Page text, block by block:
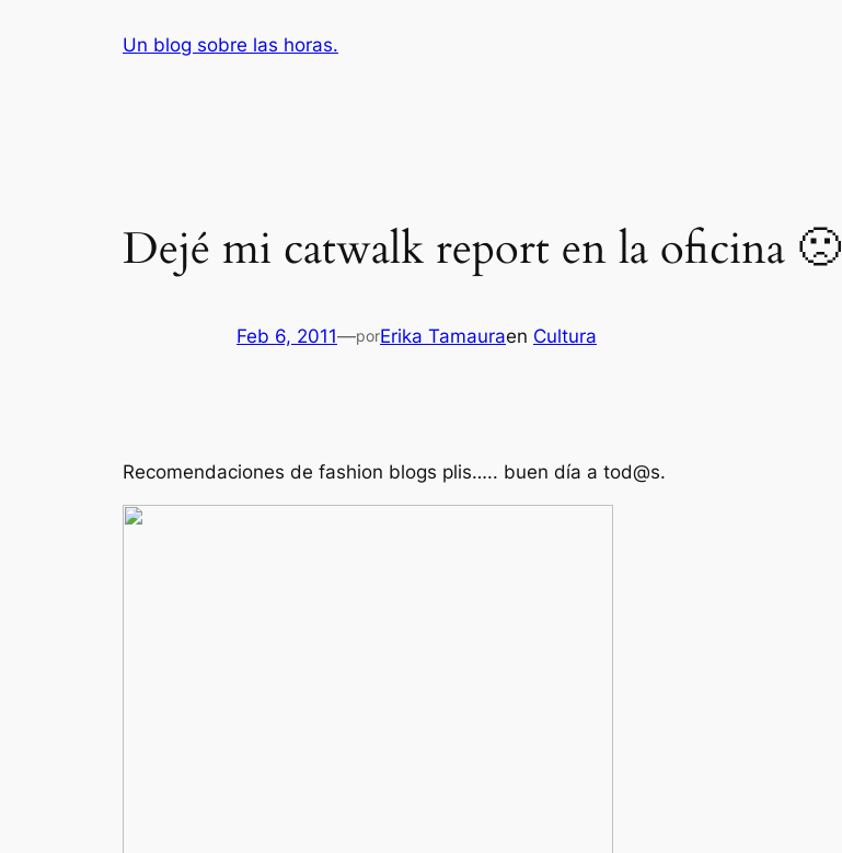
Un blog sobre las horas.
Dejé mi catwalk report en la oficina 🙁
Feb 6, 2011—porErika Tamauraen Cultura
Recomendaciones de fashion blogs plis….. buen día a tod@s.